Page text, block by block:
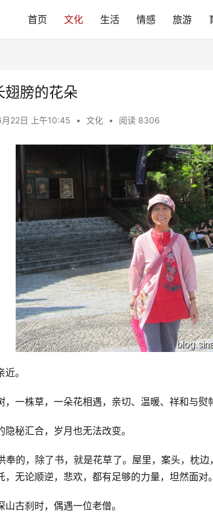
首页 文化 生活 情感 旅游
翅膀的花朵
22日 上午10:45 • 文化 • 阅读 8306
。
，一株草，一朵花相遇，亲切、温暖、祥和与熨
秘汇合，岁月也无法改变。
奉的，除了书，就是花草了。屋里，案头，枕
无论顺逆，悲欢，都有足够的力量，坦然面对。
山古刹时，偶遇一位老僧。